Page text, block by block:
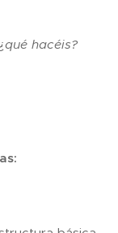
hacéis?